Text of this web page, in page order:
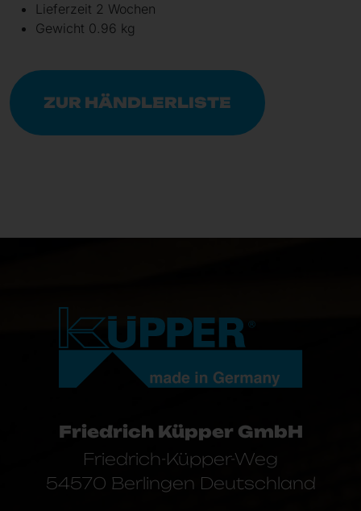
Lieferzeit 2 Wochen
Gewicht 0.96 kg
ZUR HÄNDLERLISTE
Friedrich Küpper GmbH
Friedrich-Küpper-Weg
54570 Berlingen Deutschland